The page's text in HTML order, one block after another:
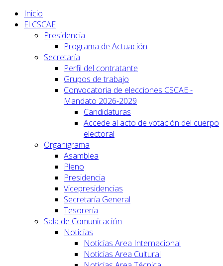
Inicio
El CSCAE
Presidencia
Programa de Actuación
Secretaría
Perfil del contratante
Grupos de trabajo
Convocatoria de elecciones CSCAE -
Mandato 2026-2029
Candidaturas
Accede al acto de votación del cuerpo
electoral
Organigrama
Asamblea
Pleno
Presidencia
Vicepresidencias
Secretaría General
Tesorería
Sala de Comunicación
Noticias
Noticias Area Internacional
Noticias Area Cultural